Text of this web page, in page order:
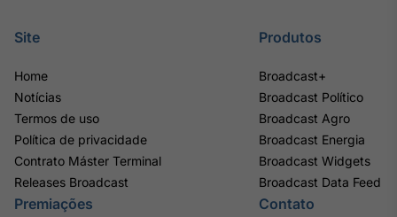
Site
Home
Notícias
Termos de uso
Política de privacidade
Contrato Máster Terminal
Releases Broadcast
Produtos
Broadcast+
Broadcast Político
Broadcast Agro
Broadcast Energia
Broadcast Widgets
Broadcast Data Feed
Premiações Contato